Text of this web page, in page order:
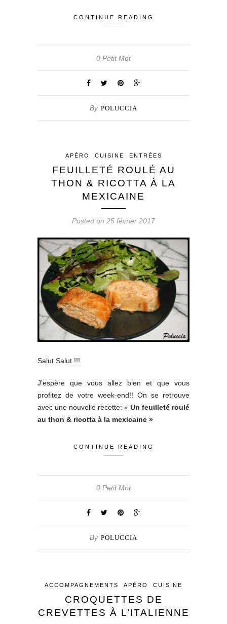
CONTINUE READING
0 Petit Mot
By POLUCCIA
APÉRO CUISINE ENTRÉES
FEUILLETÉ ROULÉ AU
THON & RICOTTA À LA
MEXICAINE
Posted on 25 février 2017
Salut Salut !!!
J’espère que vous allez bien et que vous
profitez de votre week-end!! On se retrouve
avec une nouvelle recette: « Un feuilleté roulé
au thon & ricotta à la mexicaine »
CONTINUE READING
0 Petit Mot
By POLUCCIA
ACCOMPAGNEMENTS APÉRO CUISINE
CROQUETTES DE
CREVETTES À L’ITALIENNE